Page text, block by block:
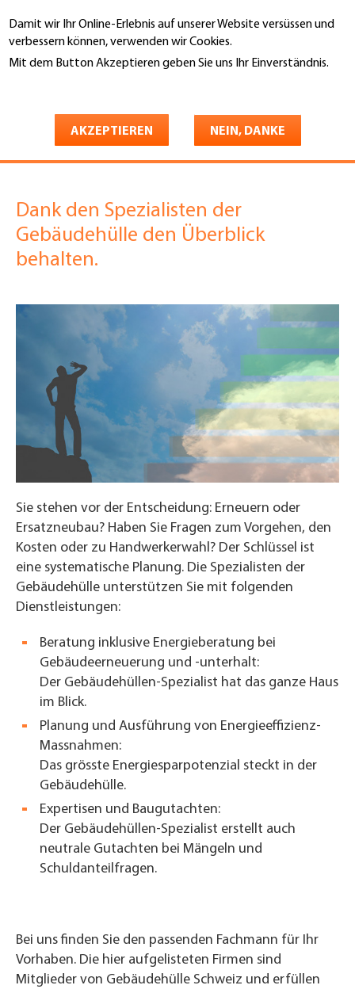
Damit wir Ihr Online-Erlebnis auf unserer Website versüssen und
verbessern können, verwenden wir Cookies.
Mit dem Button Akzeptieren geben Sie uns Ihr Einverständnis.
AKZEPTIEREN NEIN, DANKE
zum
Inhalt
Planen Sie eine
Gebäudeerneuerung?
Dank den Spezialisten der
Gebäudehülle den Überblick
behalten.
Sie stehen vor der Entscheidung: Erneuern oder
Ersatzneubau? Haben Sie Fragen zum Vorgehen, den
Kosten oder zu Handwerkerwahl? Der Schlüssel ist
eine systematische Planung. Die Spezialisten der
Gebäudehülle unterstützen Sie mit folgenden
Dienstleistungen:
Beratung inklusive Energieberatung bei
Gebäudeerneuerung und -unterhalt:
Der Gebäudehüllen-Spezialist hat das ganze Haus
im Blick.
Planung und Ausführung von Energieeffizienz-
Massnahmen:
Das grösste Energiesparpotenzial steckt in der
Gebäudehülle.
Expertisen und Baugutachten:
Der Gebäudehüllen-Spezialist erstellt auch
neutrale Gutachten bei Mängeln und
Schuldanteilfragen.
Bei uns finden Sie den passenden Fachmann für Ihr
Vorhaben. Die hier aufgelisteten Firmen sind
Mitglieder von Gebäudehülle Schweiz und erfüllen